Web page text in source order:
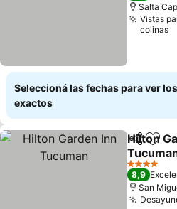
Salta
Vistas
colinas
Seleccioná las fechas para ver
exactos
Compartir
Hilton
Ver
4 Estrellas
8,9
San